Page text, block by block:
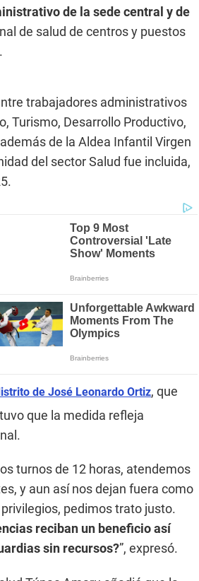
de la sede central y de
de salud de centros y puestos
trabajadores administrativos
Turismo, Desarrollo Productivo,
de la Aldea Infantil Virgen
del sector Salud fue incluida,
de José Leonardo Ortiz, que
que la medida refleja
turnos de 12 horas, atendemos
y aun así nos dejan fuera como
pedimos trato justo.
reciban un beneficio así
sin recursos?”, expresó.